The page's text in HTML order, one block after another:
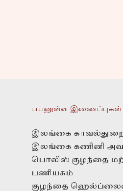
பயனுள்ள இணைப்புகள்
இலங்கை
இலங்கை கணினி
பொலிஸ் குழந்தை
பணியகம்
குழந்தை ஹெல்ப்லைன்